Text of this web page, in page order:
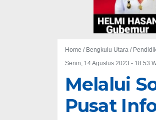
Home / Bengkulu Utara /
Senin, 14 Agustus 2023 - 18:53
Melalui
Pusat